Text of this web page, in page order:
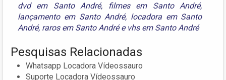
dvd em Santo André, filmes em Santo André,
lançamento em Santo André, locadora em Santo
André, raros em Santo Andrée vhs em Santo André
Pesquisas Relacionadas
Whatsapp Locadora Vídeossauro
Suporte Locadora Vídeossauro